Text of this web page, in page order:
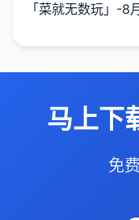
「菜就无数玩」-8
马上下
免